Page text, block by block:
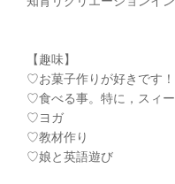
【趣味】
♡お菓子作りが好きです！
♡食べる事。特に，スィ
♡ヨガ
♡教材作り
♡娘と英語遊び